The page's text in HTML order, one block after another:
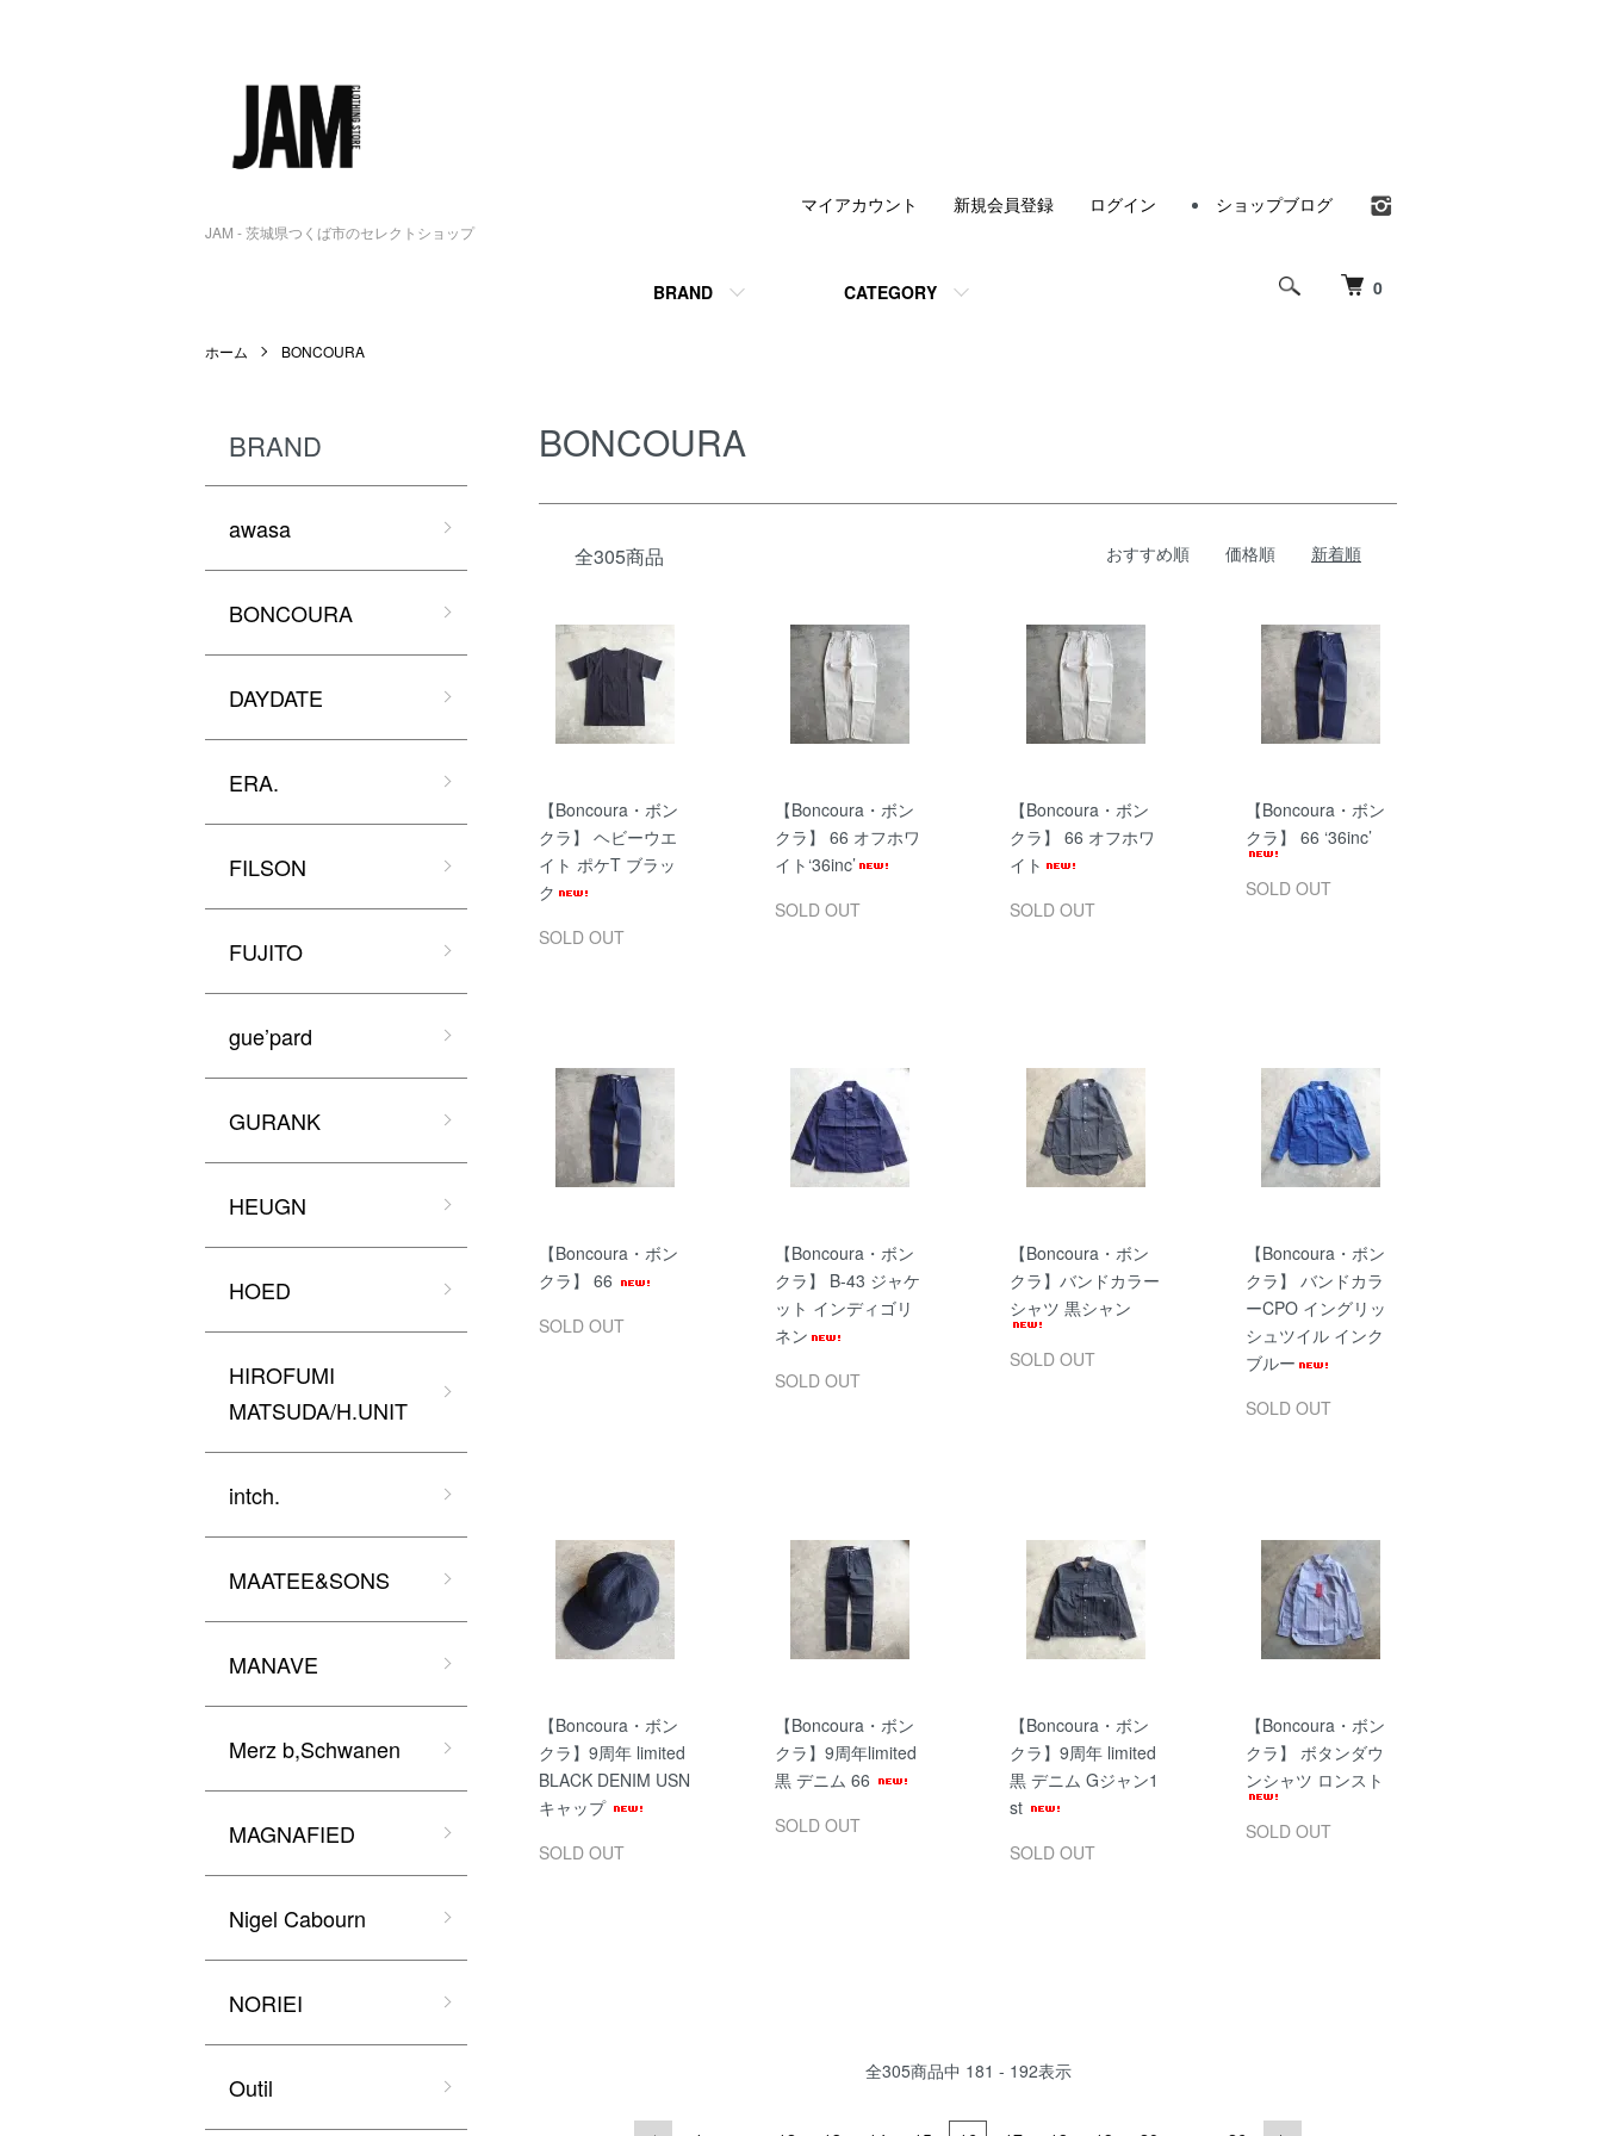
JAM - 茨城県つくば市のセレクトショップ
0
BRAND CATEGORY
マイアカウント 新規会員登録 ログイン ショップブログ
ホーム BONCOURA
BONCOURA
全305商品 おすすめ順 価格順 新着順
【Boncoura・ボン
クラ】 ヘビーウエ
イト ポケT ブラッ
ク
SOLD OUT
【Boncoura・ボン
クラ】 66 オフホワ
イト‘36inc’
SOLD OUT
【Boncoura・ボン
クラ】 66 オフホワ
イト
SOLD OUT
【Boncoura・ボン
クラ】 66 ‘36inc’
SOLD OUT
【Boncoura・ボン
クラ】 66
SOLD OUT
【Boncoura・ボン
クラ】 B-43 ジャケ
ット インディゴリ
ネン
SOLD OUT
【Boncoura・ボン
クラ】バンドカラー
シャツ 黒シャン
SOLD OUT
【Boncoura・ボン
クラ】 バンドカラ
ーCPO イングリッ
シュツイル インク
ブルー
SOLD OUT
【Boncoura・ボン
クラ】9周年 limited
BLACK DENIM USN
キャップ
SOLD OUT
【Boncoura・ボン
クラ】9周年limited
黒 デニム 66
SOLD OUT
【Boncoura・ボン
クラ】9周年 limited
黒 デニム Gジャン1
st
SOLD OUT
【Boncoura・ボン
クラ】 ボタンダウ
ンシャツ ロンスト
SOLD OUT
全305商品中 181 - 192表示
BRAND
awasa
BONCOURA
DAYDATE
ERA.
FILSON
FUJITO
gue’pard
GURANK
HEUGN
HOED
HIROFUMI
MATSUDA/H.UNIT
intch.
MAATEE&SONS
MANAVE
Merz b,Schwanen
MAGNAFIED
Nigel Cabourn
NORIEI
Outil